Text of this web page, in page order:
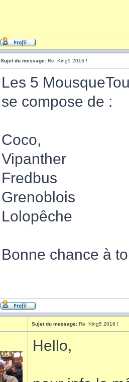
Sujet du message: Re: King5 2016 !
Les 5
se compose de :
Coco,
Vipanther
Fredbus
Grenoblois
Lolopêche
Bonne chance à
Sujet du message: Re: King5 2016 !
Hello,